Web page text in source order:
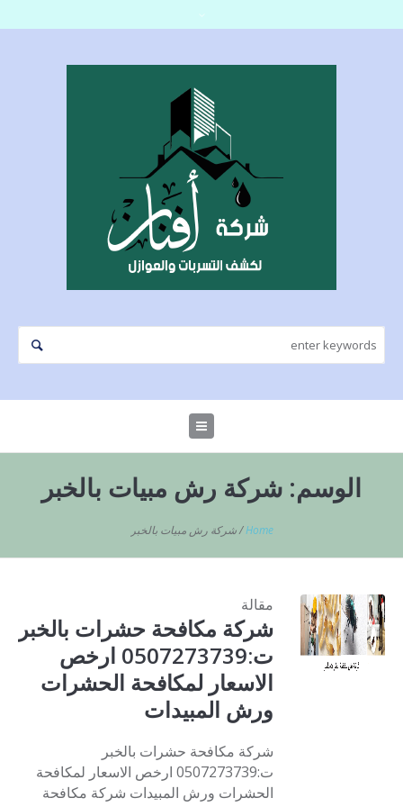
الوسم: شركة رش مبيات بالخبر
Home
/شركة رش مبيات بالخبر
مقالة
شركة مكافحة حشرات بالخبر
ت:0507273739 ارخص
الاسعار لمكافحة الحشرات
ورش المبيدات
شركة مكافحة حشرات بالخبر
ت:0507273739 ارخص الاسعار لمكافحة
الحشرات ورش المبيدات شركة مكافحة